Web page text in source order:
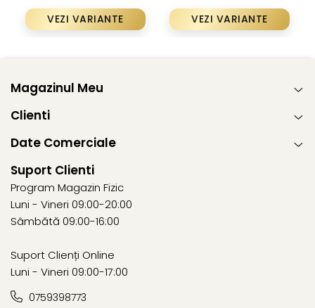
VEZI VARIANTE VEZI VARIANTE
Magazinul Meu
Clienti
Date Comerciale
Suport Clienti
Program Magazin Fizic
Luni - Vineri 09:00-20:00
Sâmbătă 09:00-16:00
Suport Clienți Online
Luni - Vineri 09:00-17:00
0759398773